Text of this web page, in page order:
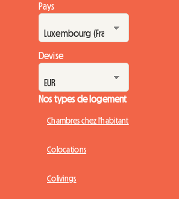
Pays
Devise
Nos types de logement
Chambres chez l'habitant
Colocations
Colivings